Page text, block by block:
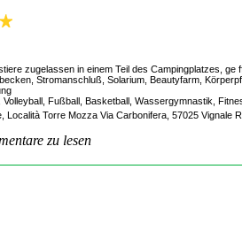
zugelassen in einem Teil des Campingplatzes, ge
Stromanschluß, Solarium, Beautyfarm,
Fußball, Basketball, Wassergymnastik,
, Località Torre Mozza Via Carbonifera, 57025 Vignale
zu lesen